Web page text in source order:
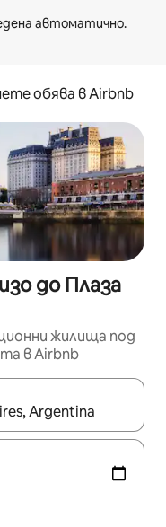
обява в Airbnb
до Плаза
жилища под
в Airbnb
използвайте